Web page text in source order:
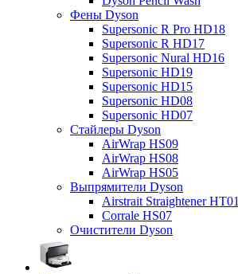
Фены Dyson
Supersonic R Pro HD18
Supersonic R HD17
Supersonic Nural HD16
Supersonic HD19
Supersonic HD15
Supersonic HD08
Supersonic HD07
Стайлеры Dyson
AirWrap HS09
AirWrap HS08
AirWrap HS05
Выпрямители Dyson
Airstrait Straightener HT01
Corrale HS07
Очистители Dyson